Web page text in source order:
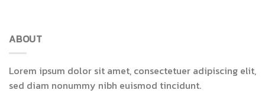
ABOUT
Lorem ipsum dolor sit amet, consectetuer adipiscing elit,
sed diam nonummy nibh euismod tincidunt.